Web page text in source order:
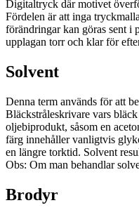
Digitaltryck där motivet
Fördelen är att inga
förändringar kan göras sent
upplagan torr och klar för
Solvent
Denna term används för att
Bläckstråleskrivare vars
oljebiprodukt, såsom en
färg innehåller vanligtvis
en längre torktid. Solvent
Obs: Om man behandlar
Brodyr